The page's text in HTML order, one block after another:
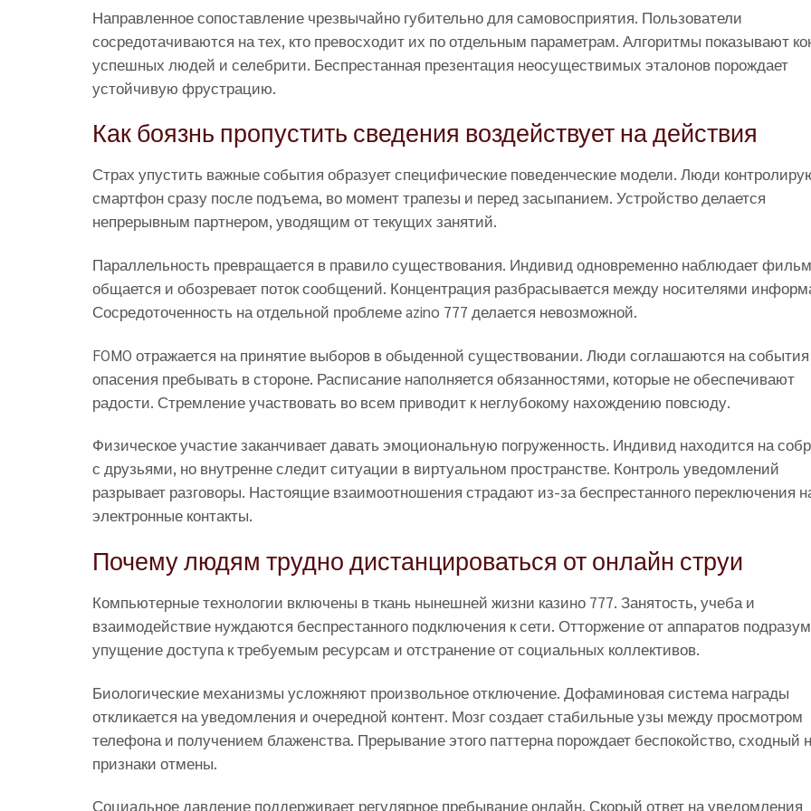
Направленное сопоставление чрезвычайно губительно для самовосприятия. Пользователи
сосредотачиваются на тех, кто превосходит их по отдельным параметрам. Алгоритмы показывают
успешных людей и селебрити. Беспрестанная презентация неосуществимых эталонов порождает
устойчивую фрустрацию.
Как боязнь пропустить сведения воздействует на действия
Страх упустить важные события образует специфические поведенческие модели. Люди
смартфон сразу после подъема, во момент трапезы и перед засыпанием. Устройство делается
непрерывным партнером, уводящим от текущих занятий.
Параллельность превращается в правило существования. Индивид одновременно наблюдает
общается и обозревает поток сообщений. Концентрация разбрасывается между носителями
Сосредоточенность на отдельной проблеме azino 777 делается невозможной.
FOMO отражается на принятие выборов в обыденной существовании. Люди соглашаются на события
опасения пребывать в стороне. Расписание наполняется обязанностями, которые не обеспечивают
радости. Стремление участвовать во всем приводит к неглубокому нахождению повсюду.
Физическое участие заканчивает давать эмоциональную погруженность. Индивид находится на
с друзьями, но внутренне следит ситуации в виртуальном пространстве. Контроль уведомлений
разрывает разговоры. Настоящие взаимоотношения страдают из-за беспрестанного переключения
электронные контакты.
Почему людям трудно дистанцироваться от онлайн струи
Компьютерные технологии включены в ткань нынешней жизни казино 777. Занятость, учеба и
взаимодействие нуждаются беспрестанного подключения к сети. Отторжение от аппаратов
упущение доступа к требуемым ресурсам и отстранение от социальных коллективов.
Биологические механизмы усложняют произвольное отключение. Дофаминовая система награды
откликается на уведомления и очередной контент. Мозг создает стабильные узы между просмотром
телефона и получением блаженства. Прерывание этого паттерна порождает беспокойство, сходный
признаки отмены.
Социальное давление поддерживает регулярное пребывание онлайн. Скорый ответ на уведомления